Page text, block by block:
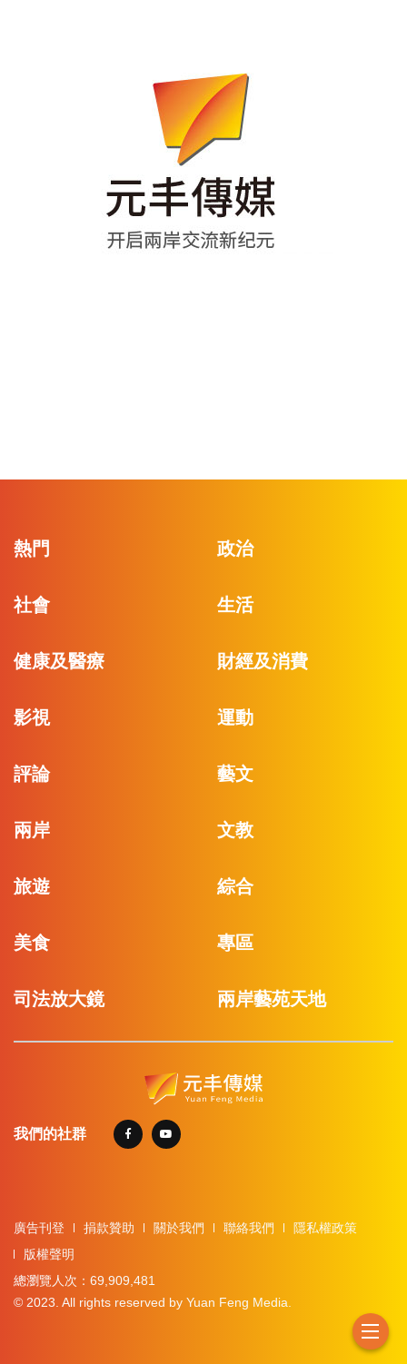
熱門 政治
社會 生活
健康及醫療 財經及消費
影視 運動
評論 藝文
兩岸 文教
旅遊 綜合
美食 專區
司法放大鏡 兩岸藝苑天地
我們的社群
廣告刊登 捐款贊助 關於我們 聯絡我們
隱私權政策
版權聲明
總瀏覽人次：69,909,481
© 2023. All rights reserved by Yuan Feng Media.